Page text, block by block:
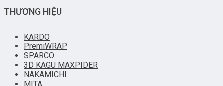
THƯƠNG HIỆU
KARDO
PremiWRAP
SPARCO
3D KAGU MAXPIDER
NAKAMICHI
MITA